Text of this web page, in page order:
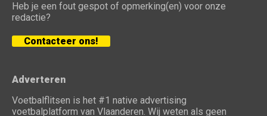
Heb je een fout gespot of opmerking(en) voor onze
redactie?
Contacteer ons!
Adverteren
Voetbalflitsen is het #1 native advertising
voetbalplatform van Vlaanderen. Wij weten als geen